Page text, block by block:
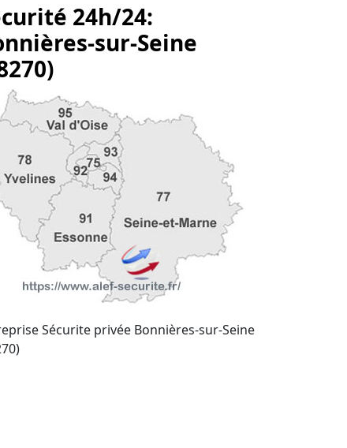
24h/24:
sur-Seine
Sécurite privée Bonnières-sur-Seine